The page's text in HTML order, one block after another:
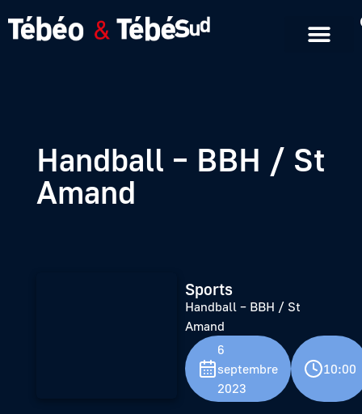
Handball – BBH / St
Amand
Sports
Handball – BBH / St
Amand
6
septembre
2023
10:00